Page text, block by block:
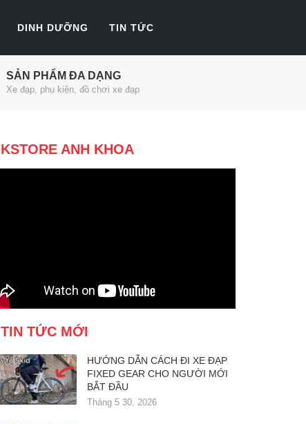
DINH DƯỠNG TIN TỨC
SẢN PHẨM ĐA DẠNG
Xe đạp, phụ kiện, đồ chơi xe đạp
KSTORE ANH KHOA
TIN TỨC MỚI
HƯỚNG DẪN CÁCH ĐI XE ĐẠP
FIXED GEAR CHO NGƯỜI MỚI
BẮT ĐẦU
Tháng 5 30, 2026